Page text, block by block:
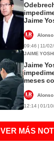
Jaime
09:46 | 11/
JAIME
Jaime
meses
12:14 | 01/
VER MÁS